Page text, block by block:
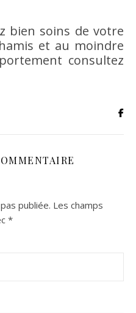
bien soins de votre
et au moindre
consultez
publiée. Les champs
*